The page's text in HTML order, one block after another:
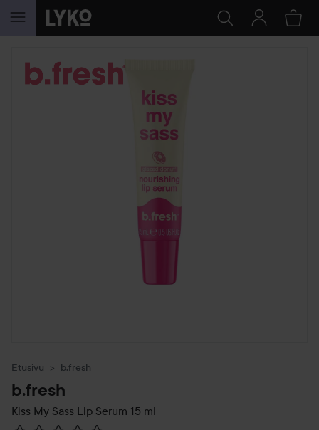
SIIRTYÄ JHK SISÄLTÖÖN
Etusivu b.fresh
b.fresh
Kiss My Sass Lip Serum 15 ml